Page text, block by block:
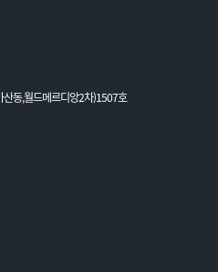
동,월드메르디앙2차)1507호